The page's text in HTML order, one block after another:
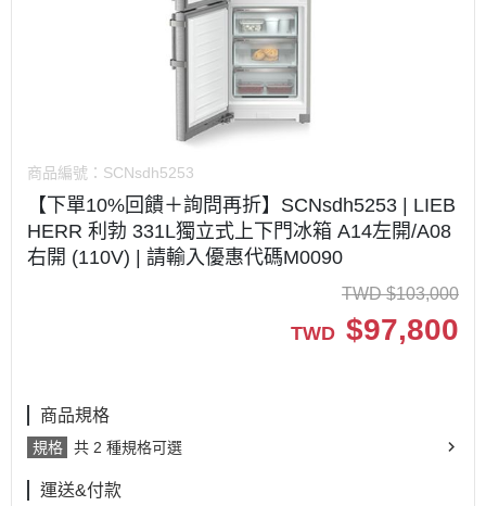
商品編號： SCNsdh5253
【下單10%回饋＋詢問再折】SCNsdh5253 | LIEB
HERR 利勃 331L獨立式上下門冰箱 A14左開/A08
右開 (110V) | 請輸入優惠代碼M0090
TWD $103,000
TWD $97,800
商品規格
規格 共 2 種規格可選
運送&付款